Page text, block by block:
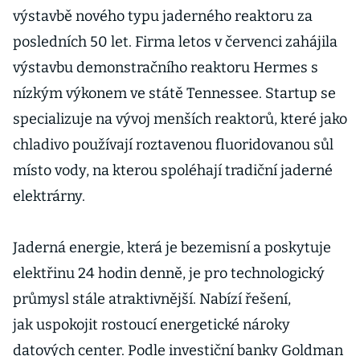
reaktory
výstavbě nového typu jaderného reaktoru za
posledních 50 let. Firma letos v červenci zahájila
výstavbu demonstračního reaktoru Hermes s
nízkým výkonem ve státě Tennessee. Startup se
specializuje na vývoj menších reaktorů, které jako
chladivo používají roztavenou fluoridovanou sůl
místo vody, na kterou spoléhají tradiční jaderné
elektrárny.
Jaderná energie, která je bezemisní a poskytuje
elektřinu 24 hodin denně, je pro technologický
průmysl stále atraktivnější. Nabízí řešení,
jak uspokojit rostoucí energetické nároky
datových center. Podle investiční banky Goldman